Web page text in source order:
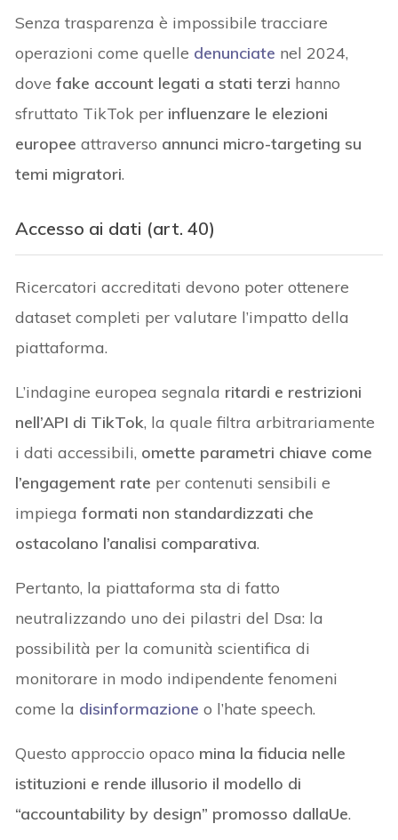
Senza trasparenza è impossibile tracciare
operazioni come quelle denunciate nel 2024,
dovefake account legati a stati terzi hanno
sfruttato TikTok per influenzare le elezioni
europee attraverso annunci micro-targeting su
temi migratori.
Accesso ai dati (art. 40)
Ricercatori accreditati devono poter ottenere
dataset completi per valutare l’impatto della
piattaforma.
L’indagine europea segnala ritardi e restrizioni
nell’API di TikTok, la quale filtra arbitrariamente
i dati accessibili, omette parametri chiave come
l’engagement rate per contenuti sensibili e
impiegaformati non standardizzati che
ostacolano l’analisi comparativa.
Pertanto, la piattaforma sta di fatto
neutralizzando uno dei pilastri del Dsa: la
possibilità per la comunità scientifica di
monitorare in modo indipendente fenomeni
come la disinformazione o l’hate speech.
Questo approccio opaco mina la fiducia nelle
istituzioni e rende illusorio il modello di
“accountability by design” promosso dallaUe.